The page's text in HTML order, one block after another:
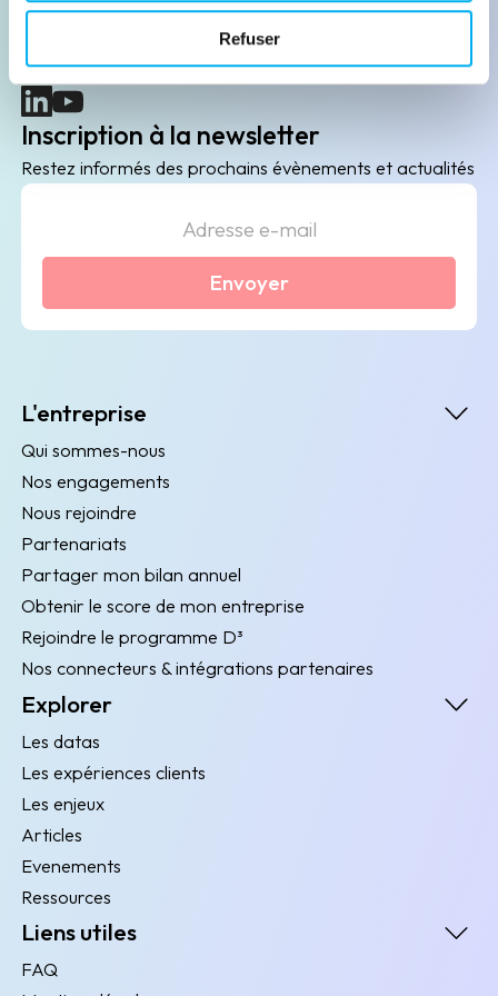
Refuser
B2B de data marketing, gestion des risques
client/fournisseur et conformité.
(nouvelle fenêtre)
(nouvelle fenêtre)
Inscription à la newsletter
Restez informés des prochains évènements et actualités
Envoyer
L'entreprise
Qui sommes-nous
Nos engagements
Nous rejoindre
Partenariats
Partager mon bilan annuel
Obtenir le score de mon entreprise
Rejoindre le programme D³
Nos connecteurs & intégrations partenaires
Explorer
Les datas
Les expériences clients
Les enjeux
Articles
Evenements
Ressources
Liens utiles
FAQ